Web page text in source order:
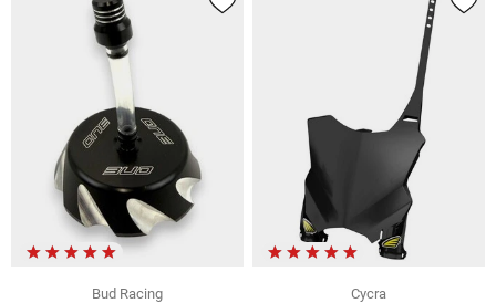
Bud Racing
Cycra